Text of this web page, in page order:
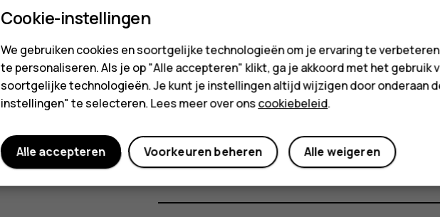
Als u een gebeurtenis wilt bewerken,
Een afspraak verwijderen
Tik op de gebeurtenis.
Tik opmore_vert>Verwijderen.
Cookie-instellingen
We gebruiken cookies en soortgelijke technologieën om je ervaring te
te personaliseren. Als je op "Alle accepteren" klikt, ga je akkoord met het gebruik
soortgelijke technologieën. Je kunt je instellingen altijd wijzigen door onderaan
instellingen" te selecteren. Lees meer over onscookiebeleid.
Alle weigeren
Voorkeuren beheren
Alle accepteren